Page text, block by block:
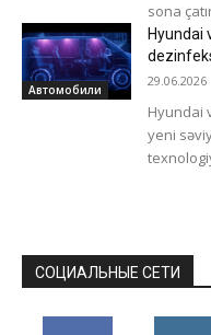
sona
rəhbəri
Автомобили
Hyundai
etdi
29.06.2026
Hyundai
yeni
СОЦИАЛЬНЫЕ СЕТИ